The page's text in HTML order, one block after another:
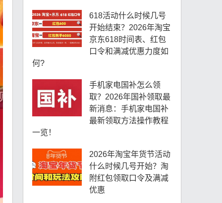
618活动什么时候几号
开始结束？2026年淘宝
京东618时间表、红包
口令和满减优惠力度如
何?
手机家电国补怎么领
取？2026年国补领取最
新消息：手机家电国补
最新领取方法操作教程
一览！
2026年淘宝年货节活动
什么时候几号开始？淘
附红包领取口令及满减
优惠